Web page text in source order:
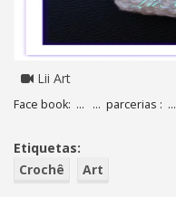
Lii Art
Face book: ... ... parcerias : ...
Etiquetas:
Crochê
Art